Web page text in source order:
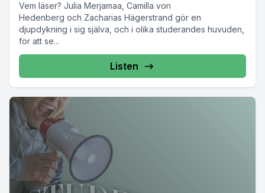
Vem läser? Julia Merjamaa, Camilla von
Hedenberg och Zacharias Hägerstrand gör en
djupdykning i sig själva, och i olika studerandes huvuden,
för att se...
Listen